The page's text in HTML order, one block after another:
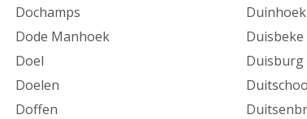
Dochamps
Dode Manhoek
Doel
Doelen
Doffen
Duinhoek
Duisbeke
Duisburg